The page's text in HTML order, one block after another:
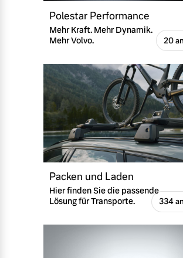
Polestar Performance
Mehr Kraft. Mehr Dynamik.
Mehr Volvo.
20
Packen und Laden
Hier finden Sie die passende
Lösung für Transporte.
334